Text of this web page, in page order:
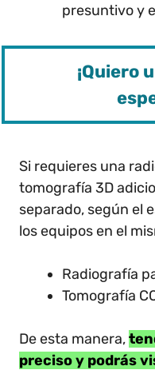
presuntivo y
¡Quiero
Si requieres una
tomografía 3D
separado, según el
los equipos en el
Radiografía
Tomografía
De esta manera,
preciso y podrás